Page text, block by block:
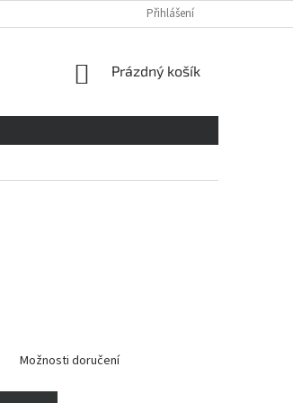
VŠE O NÁKUPU
Přihlášení
NÁKUPNÍ
Prázdný košík
Možnosti doručení